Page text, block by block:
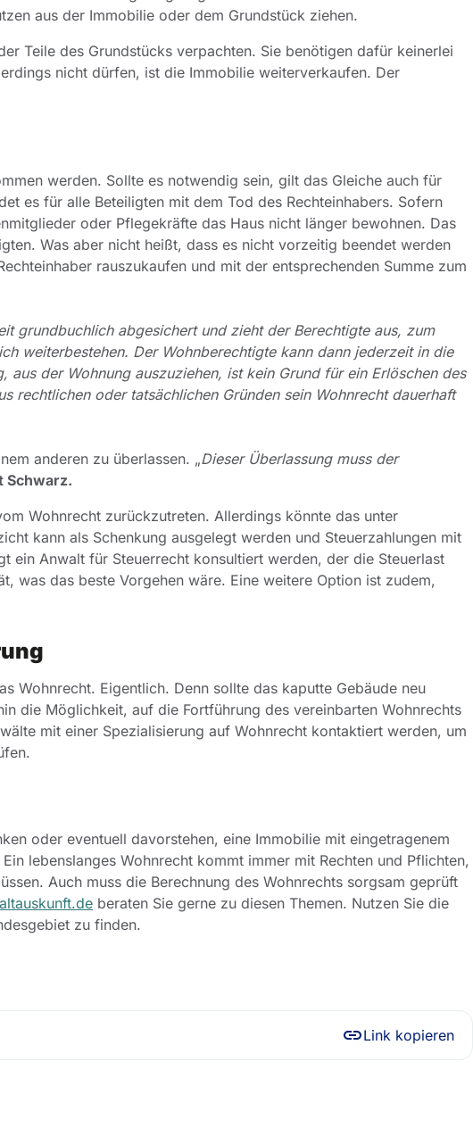
aus der Immobilie oder dem Grundstück ziehen.
Teile des Grundstücks verpachten. Sie benötigen dafür keinerlei
nicht dürfen, ist die Immobilie weiterverkaufen. Der
werden. Sollte es notwendig sein, gilt das Gleiche auch für
es für alle Beteiligten mit dem Tod des Rechteinhabers. Sofern
oder Pflegekräfte das Haus nicht länger bewohnen. Das
Was aber nicht heißt, dass es nicht vorzeitig beendet werden
rauszukaufen und mit der entsprechenden Summe zum
grundbuchlich abgesichert und zieht der Berechtigte aus, zum
weiterbestehen. Der Wohnberechtigte kann dann jederzeit in die
der Wohnung auszuziehen, ist kein Grund für ein Erlöschen des
rechtlichen oder tatsächlichen Gründen sein Wohnrecht dauerhaft
anderen zu überlassen. „Dieser Überlassung muss der
Schwarz.
Wohnrecht zurückzutreten. Allerdings könnte das unter
kann als Schenkung ausgelegt werden und Steuerzahlungen mit
ein Anwalt für Steuerrecht konsultiert werden, der die Steuerlast
was das beste Vorgehen wäre. Eine weitere Option ist zudem,
Wohnrecht. Eigentlich. Denn sollte das kaputte Gebäude neu
die Möglichkeit, auf die Fortführung des vereinbarten Wohnrechts
mit einer Spezialisierung auf Wohnrecht kontaktiert werden, um
oder eventuell davorstehen, eine Immobilie mit eingetragenem
lebenslanges Wohnrecht kommt immer mit Rechten und Pflichten,
Auch muss die Berechnung des Wohnrechts sorgsam geprüft
beraten Sie gerne zu diesen Themen. Nutzen Sie die
zu finden.
Link kopieren